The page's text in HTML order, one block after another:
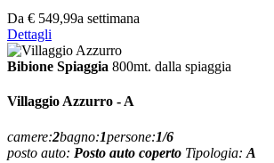
Da € 549,99a settimana
Dettagli
Bibione Spiaggia 800mt. dalla spiaggia
Villaggio Azzurro - A
camere:2bagno:1persone:1/6
posto auto: Posto auto coperto Tipologia: A